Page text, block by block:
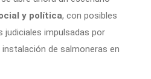
y política, con posibles
judiciales impulsadas por
de salmoneras en